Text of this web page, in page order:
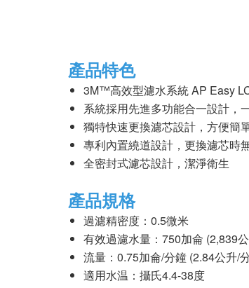
產品特色
3M™高效型濾水系統 AP Easy
系統採用先進多功能合一設計，
獨特快速更換濾芯設計，方便簡
專利內置繞道設計，更換濾芯時
全密封式濾芯設計，潔淨衛生
產品規格
過濾精密度：0.5微米
有效過濾水量：750加侖 (2,839
流量：0.75加侖/分鐘 (2.84公升/
適用水温：攝氏4.4-38度